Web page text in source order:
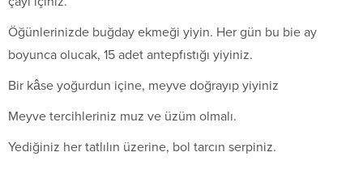
Öğünlerinizde buğday ekmeği yiyin. Her gün bu bie ay
boyunca olucak, 15 adet antepfıstığı yiyiniz.
Bir kâse yoğurdun içine, meyve doğrayıp yiyiniz
Meyve tercihleriniz muz ve üzüm olmalı.
Yediğiniz her tatlılın üzerine, bol tarcın serpiniz.